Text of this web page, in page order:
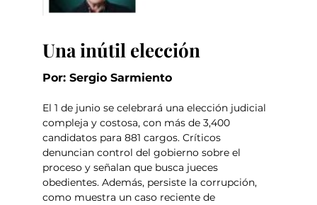
Una inútil elección
Por: Sergio Sarmiento
El 1 de junio se celebrará una elección judicial
compleja y costosa, con más de 3,400
candidatos para 881 cargos. Críticos
denuncian control del gobierno sobre el
proceso y señalan que busca jueces
obedientes. Además, persiste la corrupción,
como muestra un caso reciente de